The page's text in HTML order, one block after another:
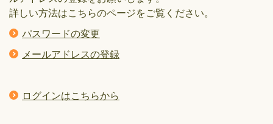
詳しい方法はこちらのページをご覧ください。
パスワードの変更
メールアドレスの登録
ログインはこちらから